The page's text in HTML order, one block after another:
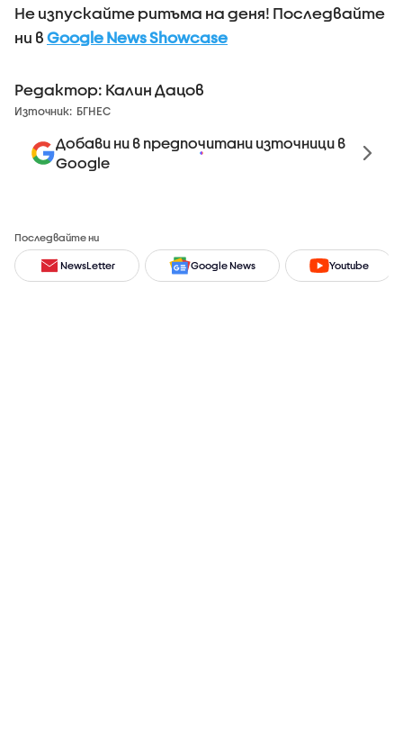
Не изпускайте ритъма на деня! Последвайте
ни в Google News Showcase
Редактор: Калин Дацов
Източник: БГНЕС
Добави ни в предпочитани източници в
Google
Последвайте ни
NewsLetter Google News Youtube